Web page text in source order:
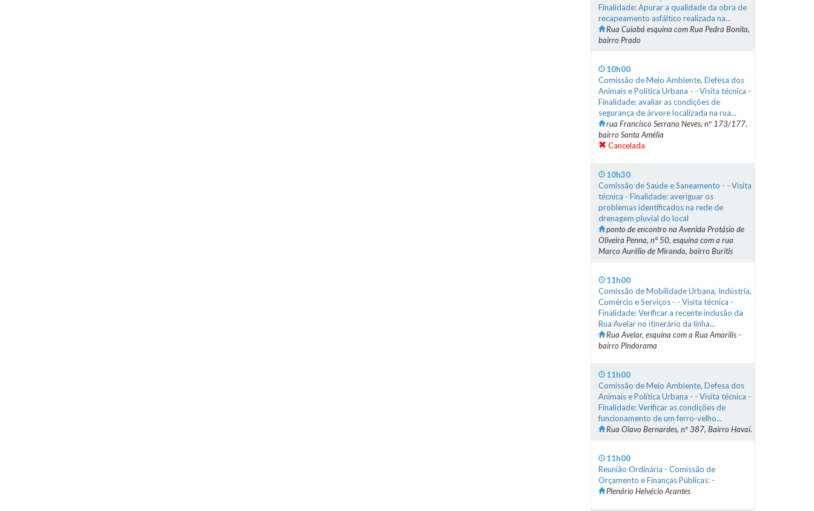
Finalidade: Apurar a qualidade da obra de
recapeamento asfáltico realizada na...
Rua Cuiabá esquina com Rua Pedra Bonita,
bairro Prado
10h00
Comissão de Meio Ambiente, Defesa dos
Animais e Política Urbana - - Visita técnica -
Finalidade: avaliar as condições de
segurança de árvore localizada na rua...
rua Francisco Serrano Neves, nº 173/177,
bairro Santa Amélia
Cancelada
10h30
Comissão de Saúde e Saneamento - - Visita
técnica - Finalidade: averiguar os
problemas identificados na rede de
drenagem pluvial do local
ponto de encontro na Avenida Protásio de
Oliveira Penna, n° 50, esquina com a rua
Marco Aurélio de Miranda, bairro Buritis
11h00
Comissão de Mobilidade Urbana, Indústria,
Comércio e Serviços - - Visita técnica -
Finalidade: Verificar a recente inclusão da
Rua Avelar no itinerário da linha...
Rua Avelar, esquina com a Rua Amarilis -
bairro Pindorama
11h00
Comissão de Meio Ambiente, Defesa dos
Animais e Política Urbana - - Visita técnica -
Finalidade: Verificar as condições de
funcionamento de um ferro-velho...
Rua Olavo Bernardes, nº 387, Bairro Havaí.
11h00
Reunião Ordinária - Comissão de
Orçamento e Finanças Públicas: -
Plenário Helvécio Arantes